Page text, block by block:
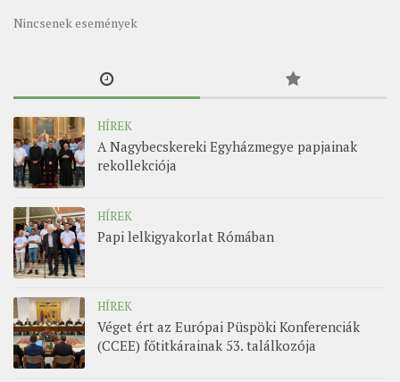
Nincsenek események
HÍREK
A Nagybecskereki Egyházmegye papjainak
rekollekciója
HÍREK
Papi lelkigyakorlat Rómában
HÍREK
Véget ért az Európai Püspöki Konferenciák
(CCEE) főtitkárainak 53. találkozója